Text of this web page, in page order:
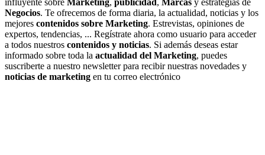
influyente sobre Marketing, publicidad , Marcas y estrategias de
Negocios. Te ofrecemos de forma diaria, la actualidad, noticias y los
mejores contenidos sobre Marketing. Estrevistas, opiniones de
expertos, tendencias, ... Regístrate ahora como usuario para acceder
a todos nuestros contenidos y noticias. Si además deseas estar
informado sobre toda la actualidad del Marketing, puedes
suscriberte a nuestro newsletter para recibir nuestras novedades y
noticias de marketing en tu correo electrónico